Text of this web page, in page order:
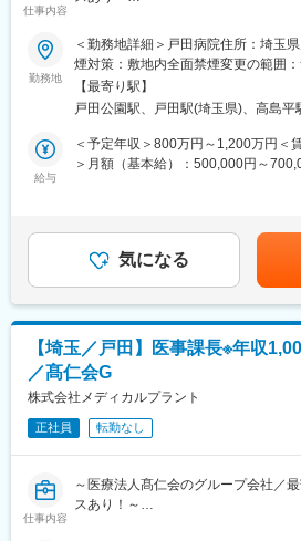
可能のため、働きながらも学べます。
＜社会人博士制度＞
研究員が働きながら学位取得を目指
から、入学金、授業料までの全額を
は100%支給、福利厚生も他の研究員
■当社について：
います。
◇カーボンニュートラルや医薬品開
いプロジェクトを数多く支援してい
変更の範囲：会社の定める業務
仕事内容
■職務内容：
・医療事務全般に関わるとりまとめ業
・事務全般・病棟のマネジメント
・事務長、院長への提案
■当社について：
医療を取りまく環境は、人口の高齢
なって医療・介護の切れ目のない対
いかに合理的に、多様化する医療ニ
今後の病院運営にとって最大のテー
当社は、給食や事務関連業務の請負
変更の範囲：会社の定める業務
勤務地
＜勤務地詳細＞戸田病院住所：埼玉
煙対策：敷地内全面禁煙変更の範囲
【最寄り駅】
戸田公園駅、戸田駅(埼玉県)、高島平
給与
＜予定年収＞800万円～1,200万円＜
＞月額（基本給）：500,000円～
(月額)は固定手当を含めた表記です。
気になる
【埼玉／戸田】医事課長※年収
／髙仁会G
株式会社メディカルプラント
正社員 転勤なし
仕事内容
～医療法人髙仁会のグループ会社／
スあり！～